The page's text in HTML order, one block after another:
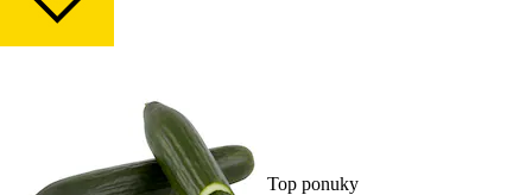
Top ponuky